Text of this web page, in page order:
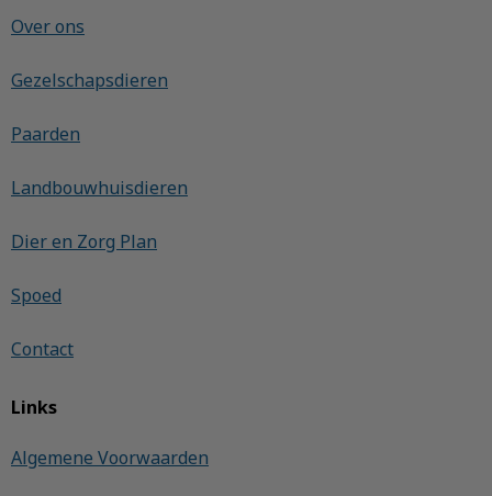
Over ons
Gezelschapsdieren
Paarden
Landbouwhuisdieren
Dier en Zorg Plan
Spoed
Contact
Links
Algemene Voorwaarden